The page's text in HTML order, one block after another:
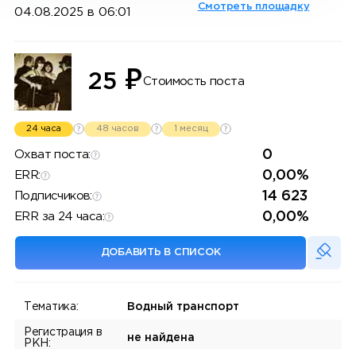
04.08.2025 в 06:01 Смотреть площадку
25 ₽Стоимость поста
24 часа 48 часов 1 месяц
Охват поста: 0
ERR: 0,00%
Подписчиков: 14 623
ERR за 24 часа: 0,00%
ДОБАВИТЬ В СПИСОК
Тематика: Водный транспорт
Регистрация в
РКН:
не найдена